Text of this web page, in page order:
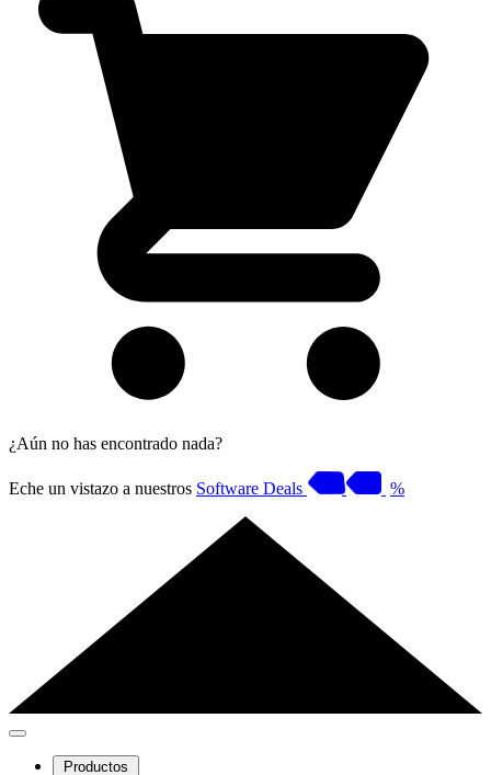
¿Aún no has encontrado nada?
Eche un vistazo a nuestros Software Deals %
Productos